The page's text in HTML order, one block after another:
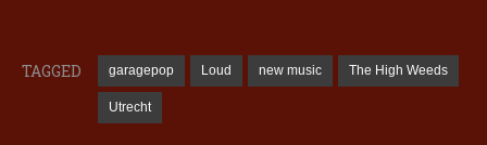
TAGGED garagepop Loud new music The High Weeds
Utrecht